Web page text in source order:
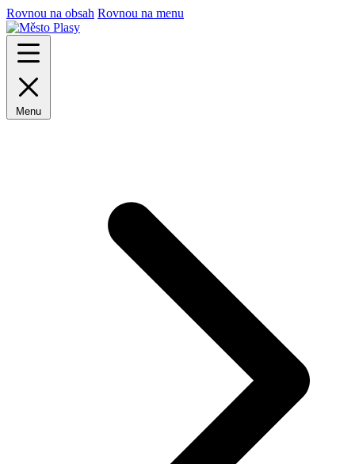
Rovnou na obsah Rovnou na menu
Menu